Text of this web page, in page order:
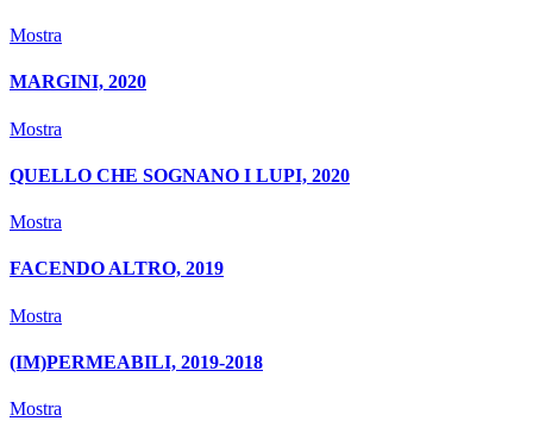
Mostra
MARGINI, 2020
Mostra
QUELLO CHE SOGNANO I LUPI, 2020
Mostra
FACENDO ALTRO, 2019
Mostra
(IM)PERMEABILI, 2019-2018
Mostra